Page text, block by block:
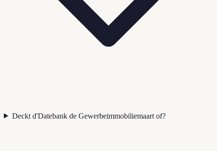
Deckt d'Datebank de Gewerbeimmobiliemaart of?